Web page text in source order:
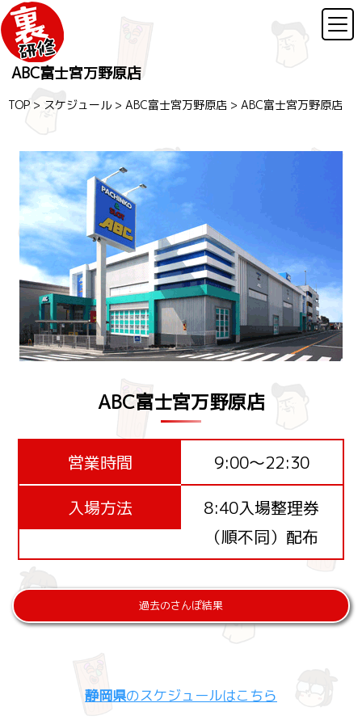
ABC富士宮万野原店
TOP > スケジュール > ABC富士宮万野原店 > ABC富士宮万野原店
ABC富士宮万野原店
営業時間
9:00～22:30
入場方法
8:40入場整理券
（順不同）配布
過去のさんぽ結果
静岡県のスケジュールはこちら